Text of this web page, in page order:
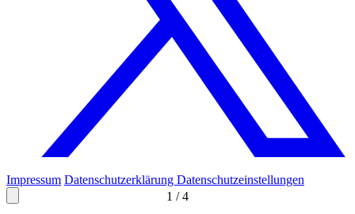
1 /4
Impressum Datenschutzerklärung Datenschutzeinstellungen